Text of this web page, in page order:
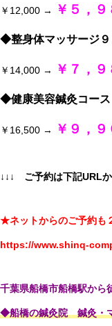
￥12,000 → ￥５，９
◆整身体マッサージ９
￥14,000 → ￥７，９
◆健康美容鍼灸コース
￥16,500 → ￥９，９
↓↓↓ ご予約は下記URL
★ネットからのご予約も
https://www.shinq-
千葉県船橋市船橋駅から
◆船橋の鍼灸院 鍼灸・